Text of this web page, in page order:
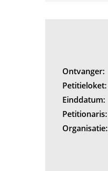
Ontvanger:
Petitieloket:
Einddatum:
Petitionaris:
Organisatie: